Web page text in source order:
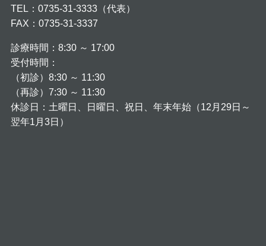
TEL：0735-31-3333（代表）
FAX：0735-31-3337
診療時間：8:30 ～ 17:00
受付時間：
（初診）8:30 ～ 11:30
（再診）7:30 ～ 11:30
休診日：土曜日、日曜日、祝日、年末年始（12月29日～
翌年1月3日）